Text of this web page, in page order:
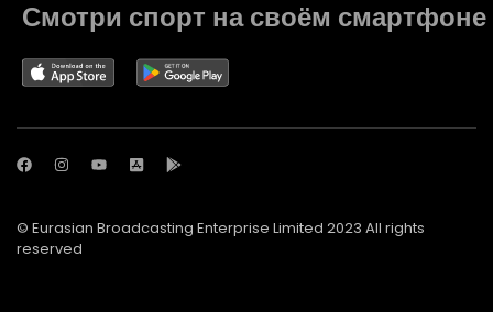
Смотри спорт на своём смартфоне
© Eurasian Broadcasting Enterprise Limited 2023 All rights
reserved